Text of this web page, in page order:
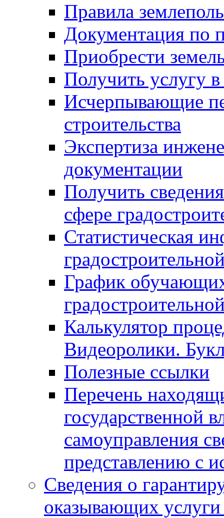
Правила
Документация по
Приобрести
Получить услугу в
Исчерпывающие
строительства
Экспертиза
документации
Получить
сфере
Статистическая
График
Калькулятор
Видеоролики.
Полезные ссылки
Перечень
государственной
самоуправления
представлению с
Сведения о
оказывающих